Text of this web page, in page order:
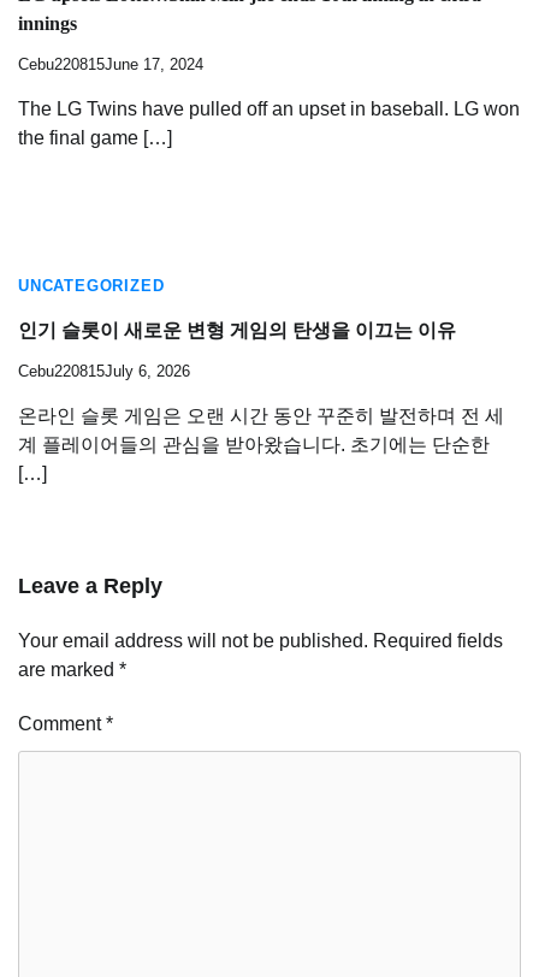
innings
Cebu220815June 17, 2024
The LG Twins have pulled off an upset in baseball. LG won
the final game […]
UNCATEGORIZED
인기 슬롯이 새로운 변형 게임의 탄생을 이끄는 이유
Cebu220815July 6, 2026
온라인 슬롯 게임은 오랜 시간 동안 꾸준히 발전하며 전 세
계 플레이어들의 관심을 받아왔습니다. 초기에는 단순한
[…]
Leave a Reply
Your email address will not be published. Required fields
are marked *
Comment*